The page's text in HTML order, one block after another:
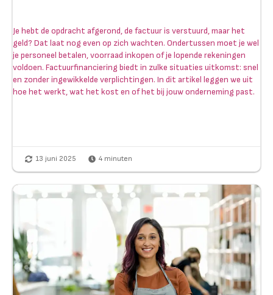
Je hebt de opdracht afgerond, de factuur is verstuurd, maar het
geld? Dat laat nog even op zich wachten. Ondertussen moet je wel
je personeel betalen, voorraad inkopen of je lopende rekeningen
voldoen. Factuurfinanciering biedt in zulke situaties uitkomst: snel
en zonder ingewikkelde verplichtingen. In dit artikel leggen we uit
hoe het werkt, wat het kost en of het bij jouw onderneming past.
13 juni 2025 4 minuten